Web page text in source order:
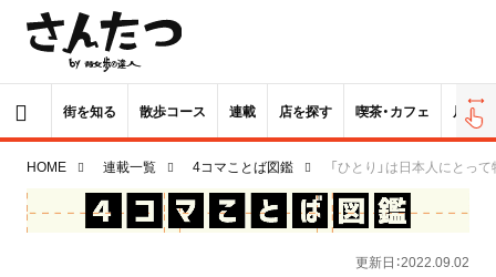
街を知る 散歩コース 連載 店を探す 喫茶・カフェ 居酒屋
HOME 連載一覧 4コマことば図鑑 「ひとり」は日本人にとっ
更新日：2022.09.02